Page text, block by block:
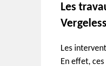
Les
Les
En effet,